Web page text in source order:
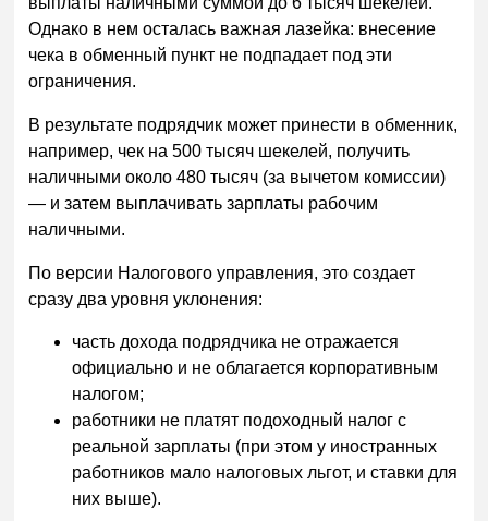
Однако в нем осталась важная лазейка: внесение
чека в обменный пункт не подпадает под эти
ограничения.
В результате подрядчик может принести в обменник,
например, чек на 500 тысяч шекелей, получить
наличными около 480 тысяч (за вычетом комиссии)
— и затем выплачивать зарплаты рабочим
наличными.
По версии Налогового управления, это создает
сразу два уровня уклонения:
часть дохода подрядчика не отражается
официально и не облагается корпоративным
налогом;
работники не платят подоходный налог с
реальной зарплаты (при этом у иностранных
работников мало налоговых льгот, и ставки для
них выше).